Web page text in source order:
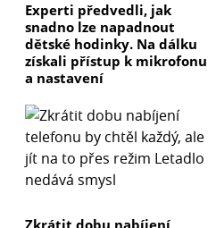
Experti předvedli, jak
snadno lze napadnout
dětské hodinky. Na dálku
získali přístup k mikrofonu
a nastavení
Zkrátit dobu nabíjení